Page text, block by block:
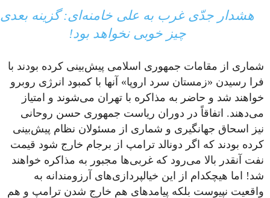
هشدار جدّی غرب به علی خامنه‌ای: گزینه بعدی
چیز خوبی نخواهد بود!
شماری از مقامات جمهوری اسلامی پیش‌بینی کرده بودند با
فرا رسیدن «زمستان سرد اروپا» آنها با کمبود انرژی روبرو
خواهند شد و حاضر به مذاکره با تهران می‌شوند و امتیاز
می‌دهند. اتفاقاً در دوران ریاست جمهوری حسن روحانی
نیز اسحاق جهانگیری و شماری از مسئولان نظام پیش‌بینی
کرده بودند که اگر دونالد ترامپ از برجام خارج شود قیمت
نفت آنقدر بالا می‌رود که غربی‌ها مجبور به مذاکره خواهند
شد! اما هیچکدام از این خیالپردازی‌های آرزومندانه به
واقعیت نپیوست بلکه پیامدهای هم خارج شدن ترامپ و هم